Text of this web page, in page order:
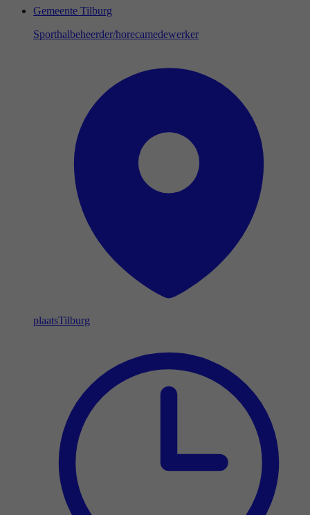
Gemeente Tilburg
Sporthalbeheerder/horecamedewerker
plaatsTilburg